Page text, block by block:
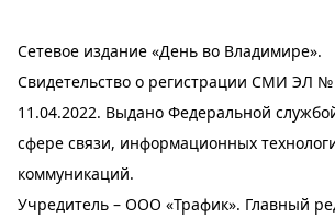
Сетевое издание «День во Владимире».
Свидетельство о регистрации СМИ ЭЛ
11.04.2022. Выдано Федеральной
сфере связи, информационных
коммуникаций.
Учредитель – ООО «Трафик». Главный